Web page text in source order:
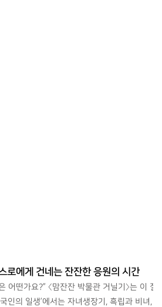
로에게 건네는 잔잔한 응원의 시간
어떤가요?” 〈맘잔잔 박물관 거닐기〉는 이
인의 일생’에서는 자녀생장기, 흑립과 비녀